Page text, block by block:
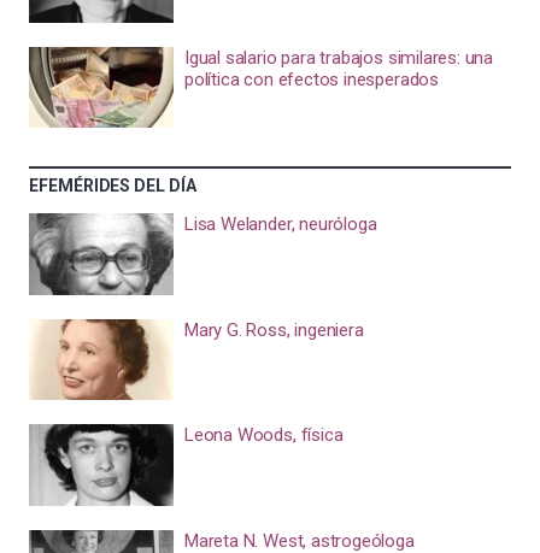
Igual salario para trabajos similares: una
política con efectos inesperados
EFEMÉRIDES DEL DÍA
Lisa Welander, neuróloga
Mary G. Ross, ingeniera
Leona Woods, física
Mareta N. West, astrogeóloga